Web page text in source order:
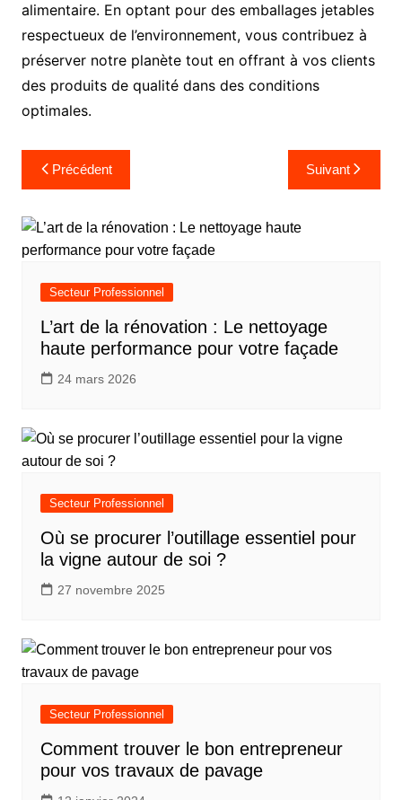
alimentaire. En optant pour des emballages jetables
respectueux de l’environnement, vous contribuez à
préserver notre planète tout en offrant à vos clients
des produits de qualité dans des conditions
optimales.
Navigation
de
l’article
Précédent Suivant
Secteur Professionnel
L’art de la rénovation : Le nettoyage
haute performance pour votre façade
24 mars 2026
Secteur Professionnel
Où se procurer l’outillage essentiel pour
la vigne autour de soi ?
27 novembre 2025
Secteur Professionnel
Comment trouver le bon entrepreneur
pour vos travaux de pavage